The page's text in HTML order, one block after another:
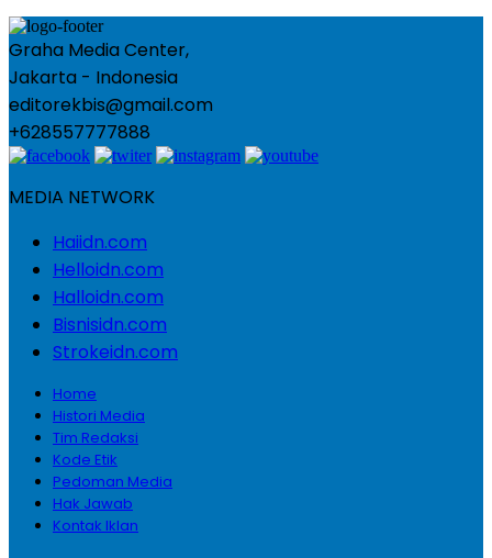
Graha Media Center,
Jakarta - Indonesia
editorekbis@gmail.com
+628557777888
MEDIA NETWORK
Haiidn.com
Helloidn.com
Halloidn.com
Bisnisidn.com
Strokeidn.com
Home
Histori Media
Tim Redaksi
Kode Etik
Pedoman Media
Hak Jawab
Kontak Iklan